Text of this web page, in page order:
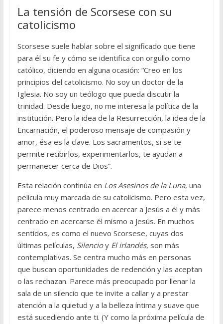
La tensión de Scorsese con su
catolicismo
Scorsese suele hablar sobre el significado que tiene
para él su fe y cómo se identifica con orgullo como
católico, diciendo en alguna ocasión: “Creo en los
principios del catolicismo. No soy un doctor de la
Iglesia. No soy un teólogo que pueda discutir la
trinidad. Desde luego, no me interesa la política de la
institución. Pero la idea de la Resurrección, la idea de la
Encarnación, el poderoso mensaje de compasión y
amor, ésa es la clave. Los sacramentos, si se te
permite recibirlos, experimentarlos, te ayudan a
permanecer cerca de Dios”.
Esta relación continúa en Los Asesinos de la Luna, una
película muy marcada de su catolicismo. Pero esta vez,
parece menos centrado en acercar a Jesús a él y más
centrado en acercarse él mismo a Jesús. En muchos
sentidos, es como el nuevo Scorsese, cuyas dos
últimas películas, Silencioy El irlandés, son más
contemplativas. Se centra mucho más en personas
que buscan oportunidades de redención y las aceptan
o las rechazan. Parece más preocupado por llenar la
sala de un silencio que te invite a callar y a prestar
atención a la quietud y a la belleza íntima y suave que
está sucediendo ante ti. (Y como la próxima película de